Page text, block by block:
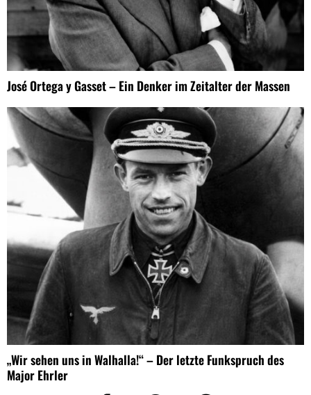
José Ortega y Gasset – Ein Denker im Zeitalter der Massen
„Wir sehen uns in Walhalla!“ – Der letzte Funkspruch des
Major Ehrler